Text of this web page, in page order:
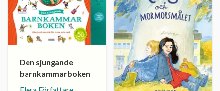
Den sjungande
barnkammarboken